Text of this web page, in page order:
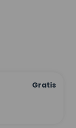
Gratis